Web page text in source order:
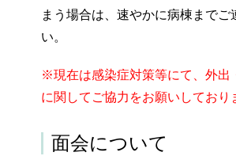
まう場合は、速やかに病棟までご
い。
※現在は感染症対策等にて、外出
に関してご協力をお願いしており
面会について